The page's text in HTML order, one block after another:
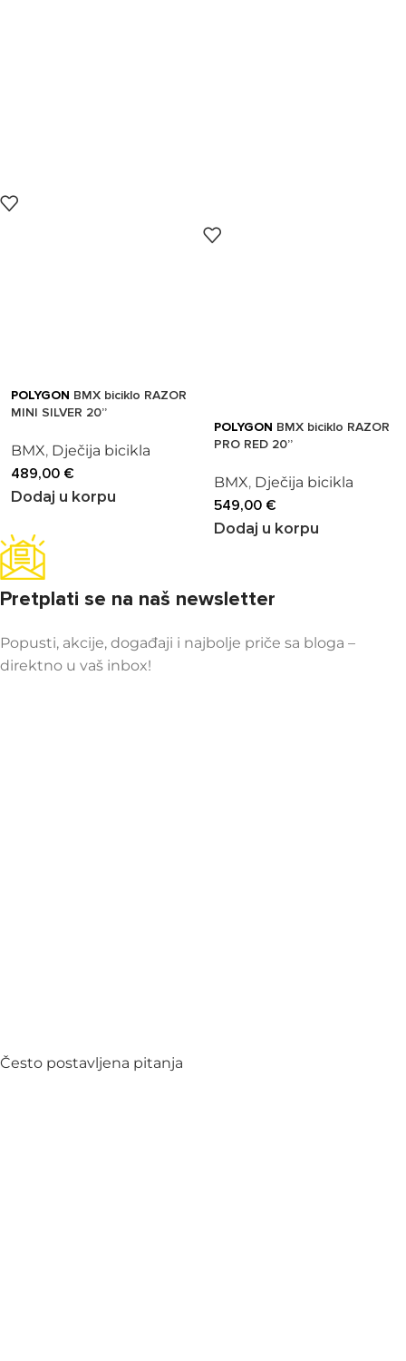
POLYGON BMX biciklo RAZOR
MINI SILVER 20”
BMX, Dječija bicikla
489,00 €
Dodaj u korpu
POLYGON BMX biciklo RAZOR
PRO RED 20”
BMX, Dječija bicikla
549,00 €
Dodaj u korpu
Pretplati se na naš newsletter
Popusti, akcije, događaji i najbolje priče sa bloga –
direktno u vaš inbox!
Često postavljena pitanja